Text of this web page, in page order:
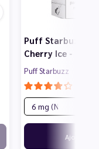
Puff Starbuzz
Cherry Ice -
Puff Starbuzz
Ajouter